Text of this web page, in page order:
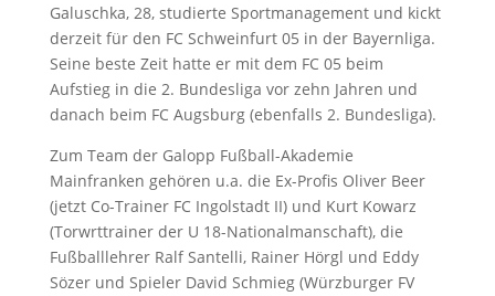
Galuschka, 28, studierte Sportmanagement und kickt
derzeit für den FC Schweinfurt 05 in der Bayernliga.
Seine beste Zeit hatte er mit dem FC 05 beim
Aufstieg in die 2. Bundesliga vor zehn Jahren und
danach beim FC Augsburg (ebenfalls 2. Bundesliga).
Zum Team der Galopp Fußball-Akademie
Mainfranken gehören u.a. die Ex-Profis Oliver Beer
(jetzt Co-Trainer FC Ingolstadt II) und Kurt Kowarz
(Torwrttrainer der U 18-Nationalmanschaft), die
Fußballlehrer Ralf Santelli, Rainer Hörgl und Eddy
Sözer und Spieler David Schmieg (Würzburger FV